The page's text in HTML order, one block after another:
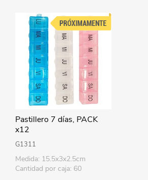
Pastillero 7 días, PACK
x12
G1311
Medida: 15.5x3x2.5cm
Cantidad por caja: 60